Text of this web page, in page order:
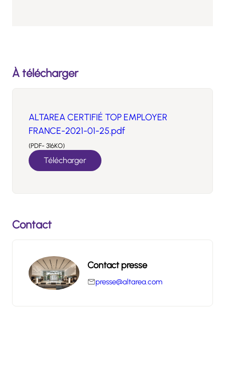
À télécharger
ALTAREA CERTIFIÉ TOP EMPLOYER
FRANCE-2021-01-25.pdf
(PDF- 316KO)
Télécharger
Contact
Contact presse
presse@altarea.com